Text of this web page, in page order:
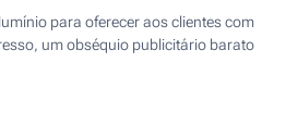
para oferecer aos clientes com
um obséquio publicitário barato